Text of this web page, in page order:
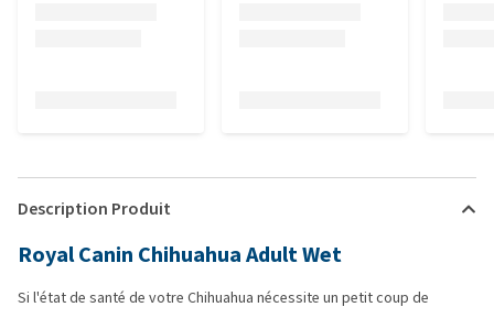
Description Produit
Royal Canin Chihuahua Adult Wet
Si l'état de santé de votre Chihuahua nécessite un petit coup de